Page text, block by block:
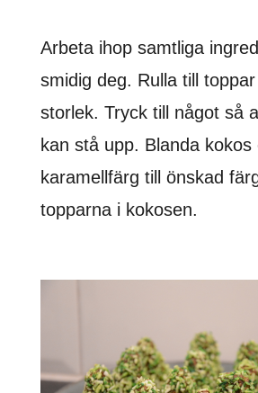
Arbeta ihop samtliga
smidig deg. Rulla till
storlek. Tryck till något så
kan stå upp. Blanda kokos
karamellfärg till önskad
topparna i kokosen.